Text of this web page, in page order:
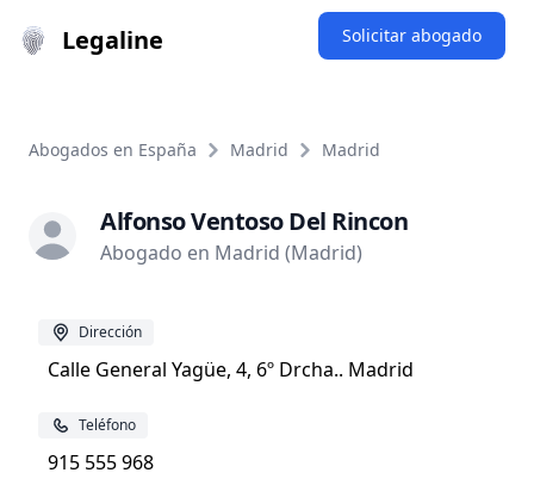
Legaline Solicitar abogado
Abogados en España Madrid Madrid
Alfonso Ventoso Del Rincon
Abogado en Madrid (Madrid)
Dirección
Calle General Yagüe, 4, 6º Drcha.. Madrid
Teléfono
915 555 968